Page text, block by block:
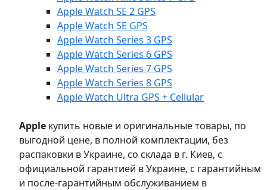
Apple Watch SE 2 GPS
Apple Watch SE GPS
Apple Watch Series 3 GPS
Apple Watch Series 6 GPS
Apple Watch Series 7 GPS
Apple Watch Series 8 GPS
Apple Watch Ultra GPS + Cellular
Apple купить новые и оригинальные товары, по
выгодной цене, в полной комплектации, без
распаковки в Украине, со склада в г. Киев, с
официальной гарантией в Украине, с гарантийным
и после-гарантийным обслуживанием в